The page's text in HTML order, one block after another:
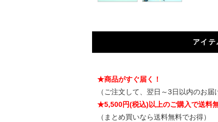
アイテ
★商品がすぐ届く！
（ご注文して、翌日～3日以内のお届
★5,500円(税込)以上のご購入で送料
（まとめ買いなら送料無料でお得）